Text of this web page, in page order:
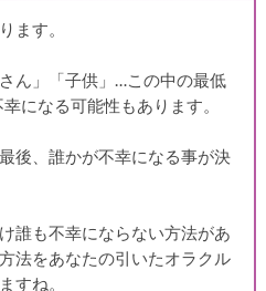
ます。
ん」「子供」…この中の最低
になる可能性もあります。
後、誰かが不幸になる事が決
誰も不幸にならない方法があ
法をあなたの引いたオラクル
すね。